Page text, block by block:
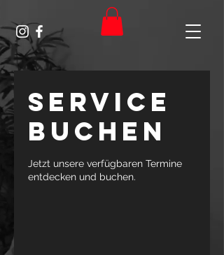
Service
buchen
Jetzt unsere verfügbaren Termine
entdecken und buchen.